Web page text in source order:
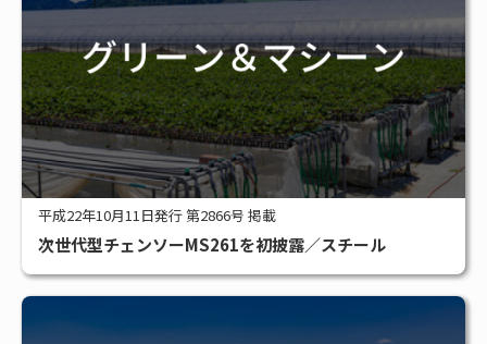
平成22年10月11日発行 第2866号 掲載
次世代型チェンソーMS261を初披露／スチール